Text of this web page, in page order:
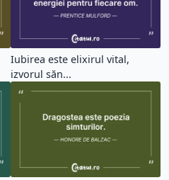
Iubirea este elixirul vital,
izvorul săn...